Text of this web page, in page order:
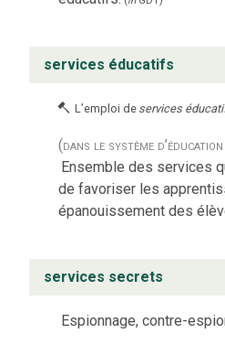
services éducatifs
L’emploi de services
(dans le système
Ensemble des services
de favoriser les
épanouissement des
services secrets
Espionnage, contre-